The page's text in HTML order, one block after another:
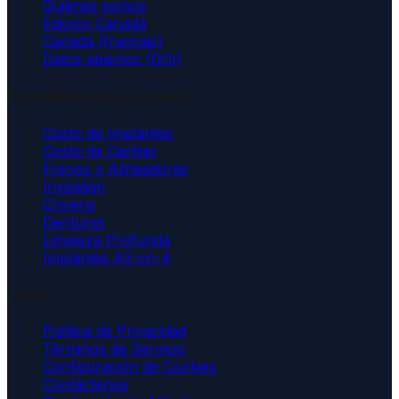
Quiénes somos
Edición Canadá
Canada (français)
Datos abiertos (DOI)
Costo de Implantes
Costo de Carillas
Frenos y Alineadores
Invisalign
Crowns
Dentures
Limpieza Profunda
Implantes All-on-4
Política de Privacidad
Términos de Servicio
Configuración de Cookies
Contáctenos